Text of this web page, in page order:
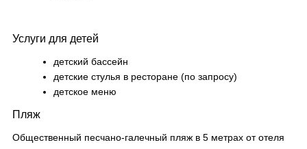
Услуги для детей
детский бассейн
детские стулья в ресторане (по запросу)
детское меню
Пляж
Общественный песчано-галечный пляж в 5 метрах от отеля